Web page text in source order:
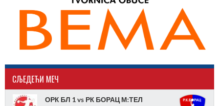
CЉЕДЕЋИ МЕЧ
ОРК БЛ 1 vs РК БОРАЦ М:ТЕЛ